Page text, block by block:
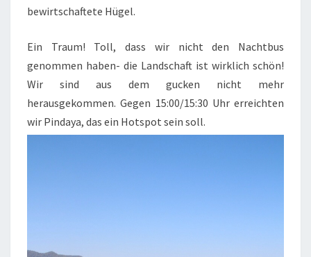
bewirtschaftete Hügel.
Ein Traum! Toll, dass wir nicht den Nachtbus
genommen haben- die Landschaft ist wirklich schön!
Wir sind aus dem gucken nicht mehr
herausgekommen. Gegen 15:00/15:30 Uhr erreichten
wir Pindaya, das ein Hotspot sein soll.